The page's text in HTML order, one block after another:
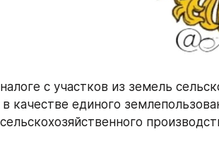
с участков из земель
качестве единого